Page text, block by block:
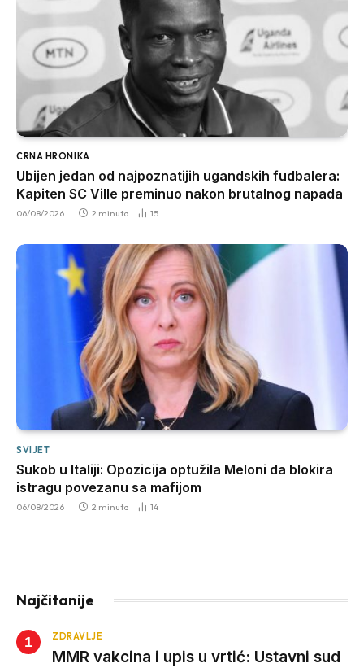
CRNA HRONIKA
Ubijen jedan od najpoznatijih ugandskih fudbalera:
Kapiten SC Ville preminuo nakon brutalnog napada
06/08/2026 2 minuta 15
SVIJET
Sukob u Italiji: Opozicija optužila Meloni da blokira
istragu povezanu sa mafijom
06/08/2026 2 minuta 14
Najčitanije
ZDRAVLJE
MMR vakcina i upis u vrtić: Ustavni sud